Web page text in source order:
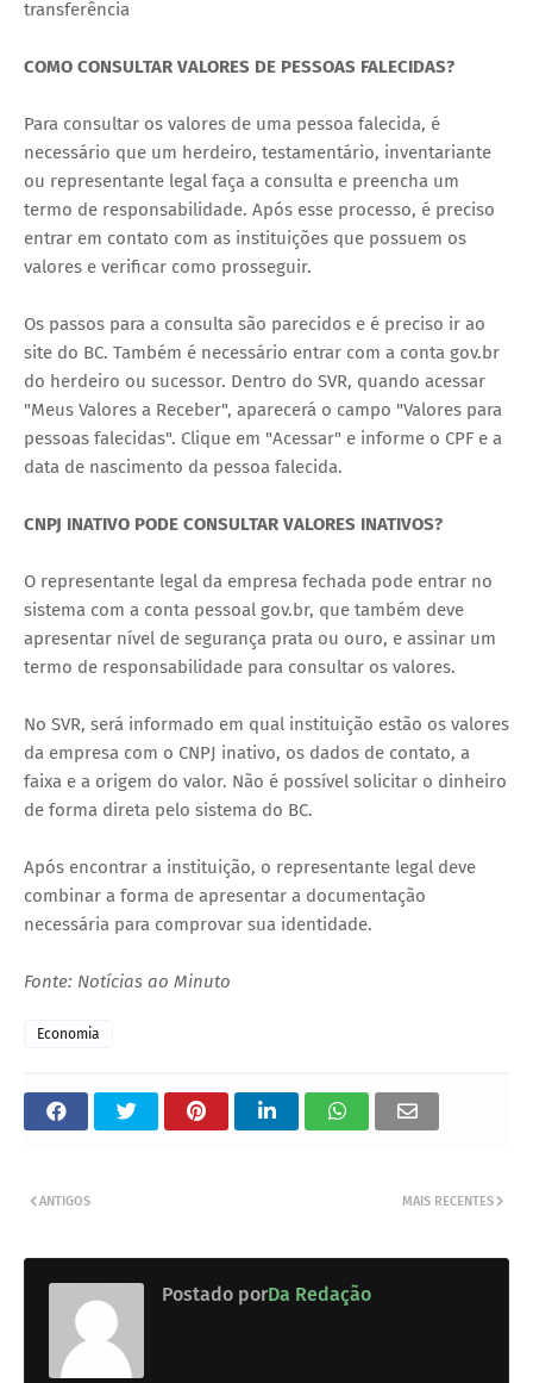
transferência
COMO CONSULTAR VALORES DE PESSOAS FALECIDAS?
Para consultar os valores de uma pessoa falecida, é
necessário que um herdeiro, testamentário, inventariante
ou representante legal faça a consulta e preencha um
termo de responsabilidade. Após esse processo, é preciso
entrar em contato com as instituições que possuem os
valores e verificar como prosseguir.
Os passos para a consulta são parecidos e é preciso ir ao
site do BC. Também é necessário entrar com a conta gov.br
do herdeiro ou sucessor. Dentro do SVR, quando acessar
"Meus Valores a Receber", aparecerá o campo "Valores para
pessoas falecidas". Clique em "Acessar" e informe o CPF e a
data de nascimento da pessoa falecida.
CNPJ INATIVO PODE CONSULTAR VALORES INATIVOS?
O representante legal da empresa fechada pode entrar no
sistema com a conta pessoal gov.br, que também deve
apresentar nível de segurança prata ou ouro, e assinar um
termo de responsabilidade para consultar os valores.
No SVR, será informado em qual instituição estão os valores
da empresa com o CNPJ inativo, os dados de contato, a
faixa e a origem do valor. Não é possível solicitar o dinheiro
de forma direta pelo sistema do BC.
Após encontrar a instituição, o representante legal deve
combinar a forma de apresentar a documentação
necessária para comprovar sua identidade.
Fonte: Notícias ao Minuto
Economia
MAIS RECENTES
ANTIGOS
Postado porDa Redação